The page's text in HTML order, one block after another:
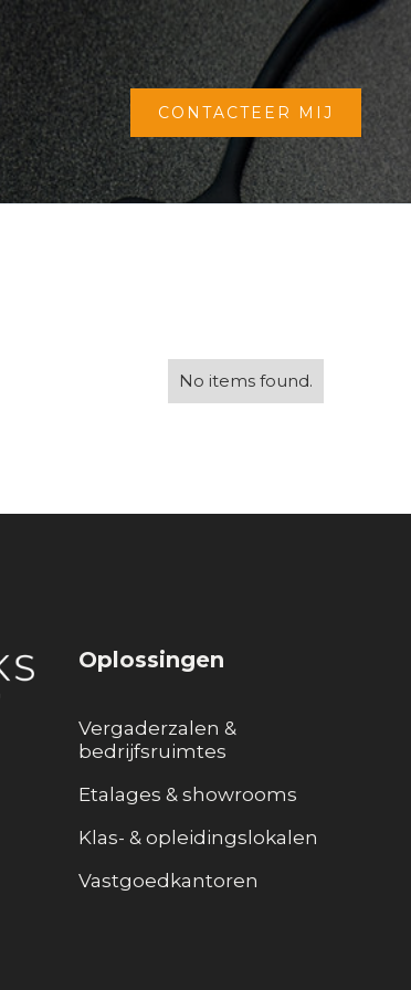
CONTACTEER MIJ
No items found.
Oplossingen
Vergaderzalen &
bedrijfsruimtes
Etalages & showrooms
Klas- & opleidingslokalen
Vastgoedkantoren